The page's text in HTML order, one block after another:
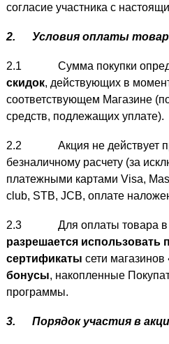
согласие участника с
2. Условия оплаты
2.1 Сумма покупки
скидок, действующих в
соответствующем Магазине
средств, подлежащих уплате).
2.2 Акция не действует
безналичному расчету (за
платежными картами Visa,
club, STB, JCB, оплате
2.3 Для оплаты товара в
разрешается использовать
сертификаты сети
бонусы, накопленные
программы.
3. Порядок участия в